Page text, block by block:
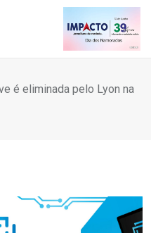
é eliminada pelo Lyon na